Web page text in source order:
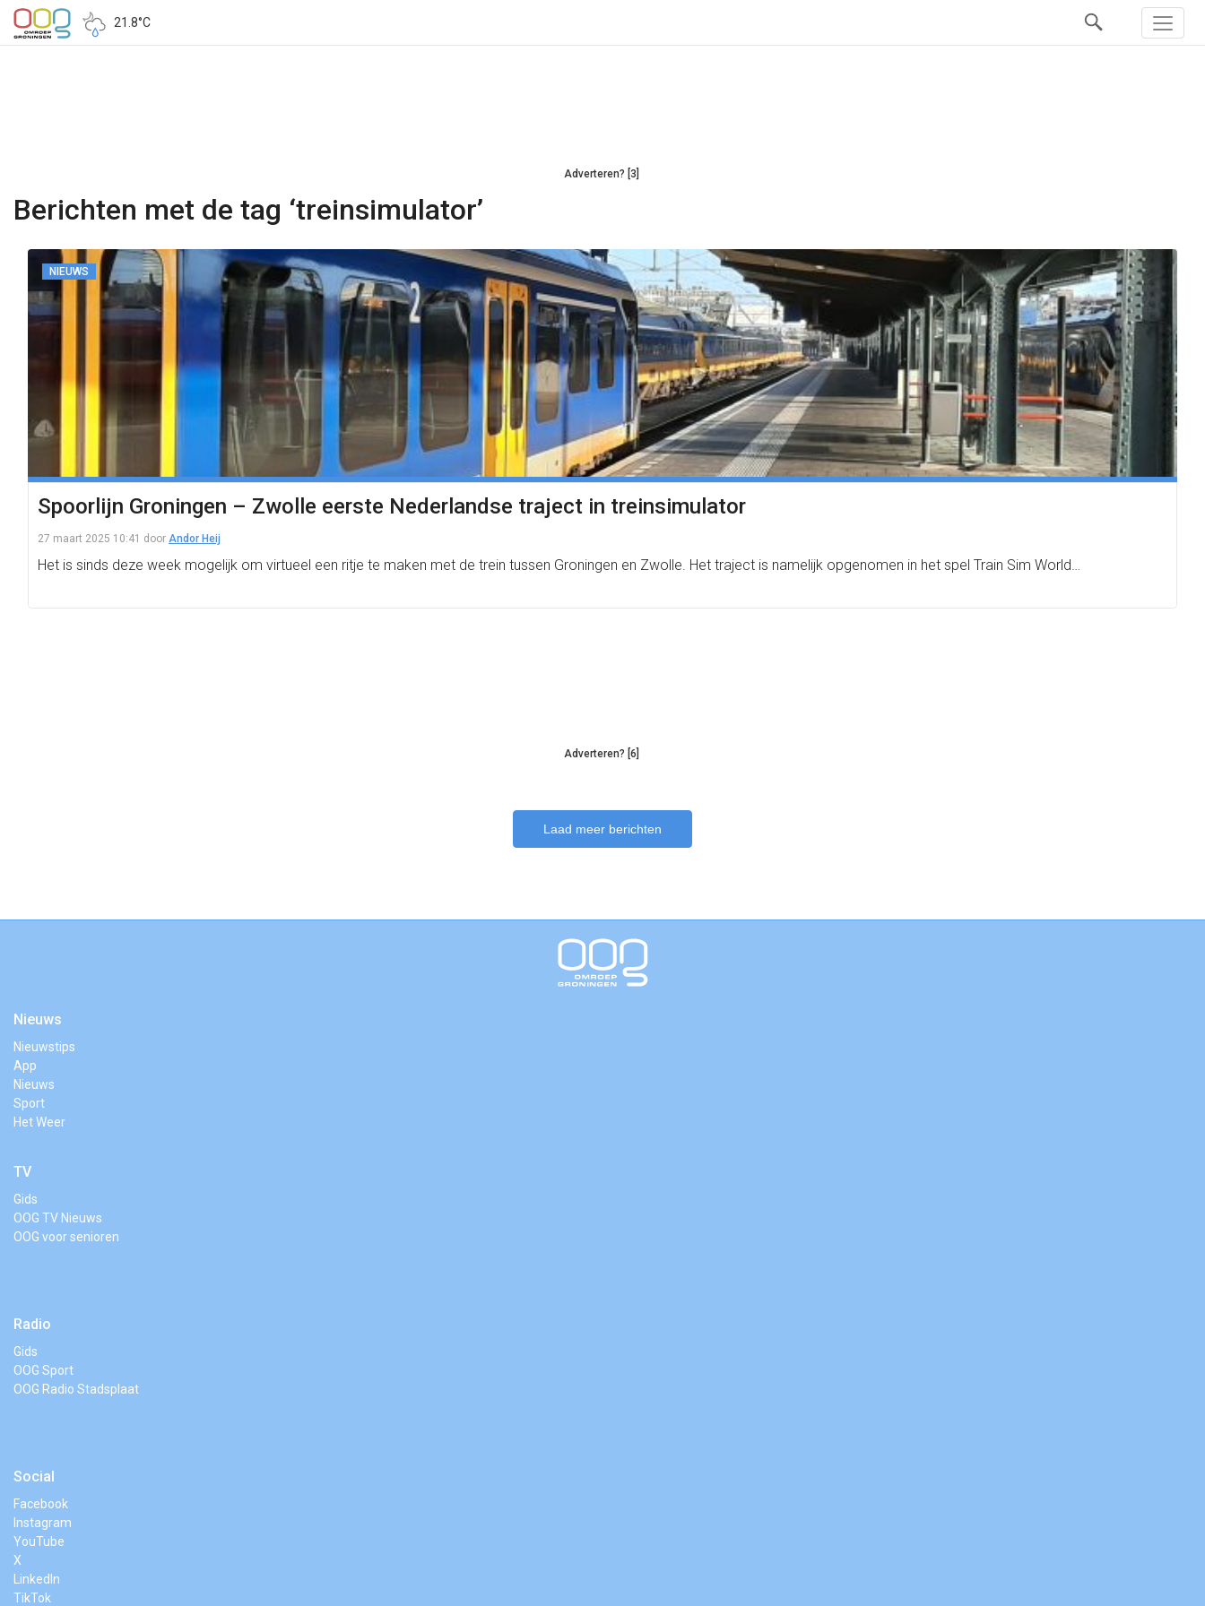
21.8°C
Adverteren? [3]
Berichten met de tag ‘treinsimulator’
NIEUWS
Spoorlijn Groningen – Zwolle eerste Nederlandse traject in treinsimulator
27 maart 2025 10:41 door Andor Heij
Het is sinds deze week mogelijk om virtueel een ritje te maken met de trein tussen Groningen en Zwolle. Het traject is namelijk opgenomen in het spel Train Sim World…
Adverteren? [6]
Laad meer berichten
Nieuws
Nieuwstips
App
Nieuws
Sport
Het Weer
TV
Gids
OOG TV Nieuws
OOG voor senioren
Radio
Gids
OOG Sport
OOG Radio Stadsplaat
Social
Facebook
Instagram
YouTube
X
LinkedIn
TikTok